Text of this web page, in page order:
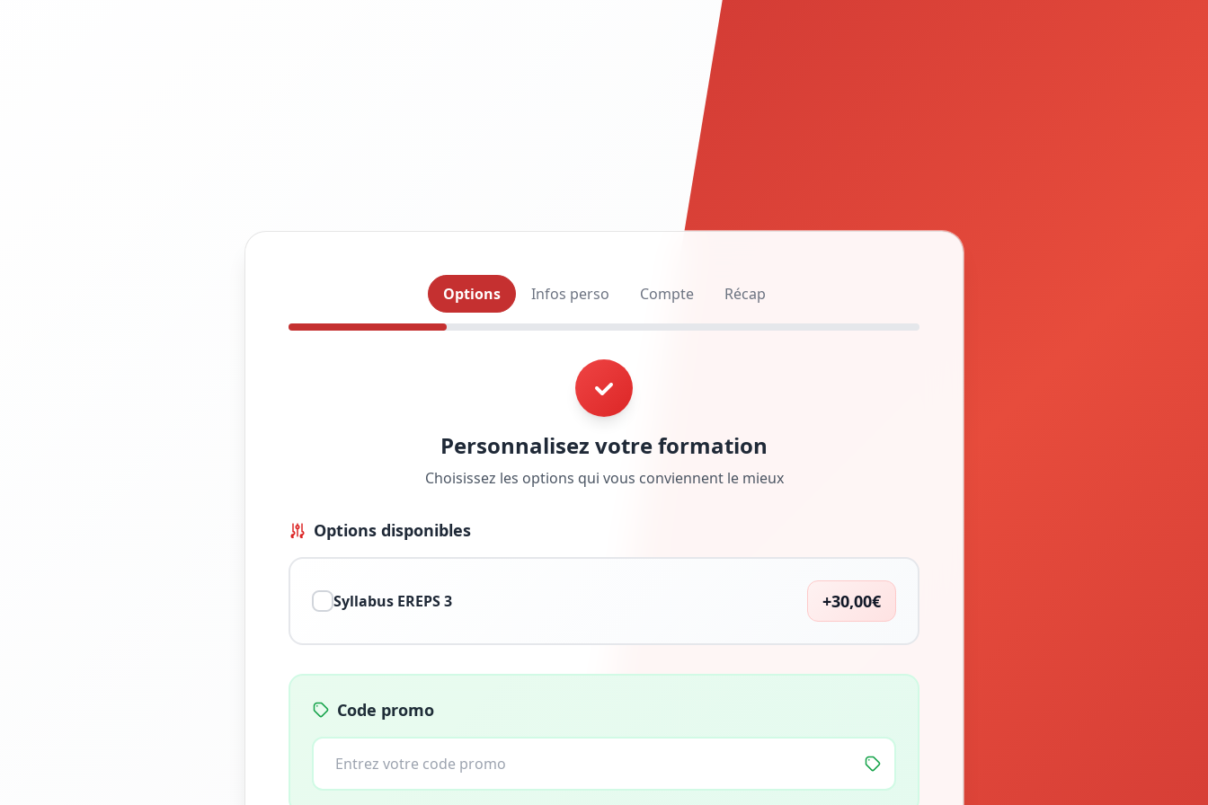
Options Infos perso Compte Récap
Personnalisez votre formation
Choisissez les options qui vous conviennent le mieux
Options disponibles
Syllabus EREPS 3 +30,00€
Code promo